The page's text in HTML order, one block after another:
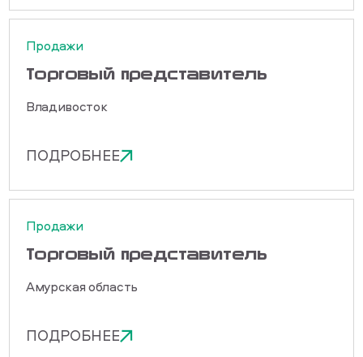
Продажи
Торговый представитель
Владивосток
ПОДРОБНЕЕ
Продажи
Торговый представитель
Амурская область
ПОДРОБНЕЕ